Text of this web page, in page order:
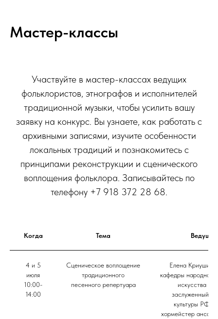
Мастер-классы
Участвуйте в мастер-классах ведущих
фольклористов, этнографов и исполнителей
традиционной музыки, чтобы усилить вашу
заявку на конкурс. Вы узнаете, как работать с
архивными записями, изучите особенности
локальных традиций и познакомитесь с
принципами реконструкции и сценического
воплощения фольклора. Записывайтесь по
телефону +7 918 372 28 68.
Когда Тема Ведущие
4 и 5
июля
10:00-
14:00
Сценическое воплощение
традиционного
песенного репертуара
Елена
кафедры народного
искусства
заслуженный
культуры РФ,
хормейстер